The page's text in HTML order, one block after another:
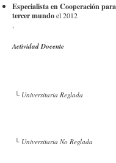
Especialista en Cooperación
tercer mundoel 2012
,
Actividad Docente
└ Universitaria Reglada
└ Universitaria No Reglada